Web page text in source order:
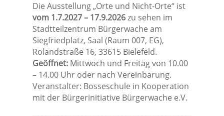
Die Ausstellung „Orte und Nicht-Orte“ ist
vom 1.7.2027 – 17.9.2026zu sehen im
Stadtteilzentrum Bürgerwache am
Siegfriedplatz, Saal (Raum 007, EG),
Rolandstraße 16, 33615 Bielefeld.
Geöffnet:Mittwoch und Freitag von 10.00
– 14.00 Uhr oder nach Vereinbarung.
Veranstalter: Bosseschule in Kooperation
mit der Bürgerinitiative Bürgerwache e.V.